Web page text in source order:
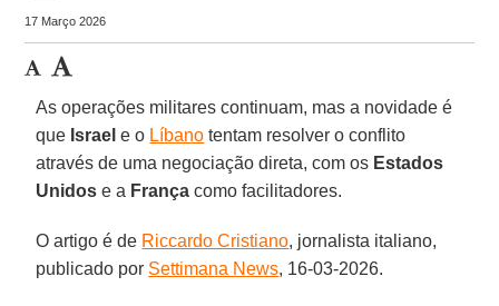
17 Março 2026
As operações militares continuam, mas a novidade é
que Israel e o Líbano tentam resolver o conflito
através de uma negociação direta, com os Estados
Unidos e a França como facilitadores.
O artigo é de Riccardo Cristiano, jornalista italiano,
publicado por Settimana News, 16-03-2026.